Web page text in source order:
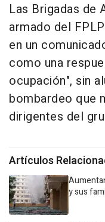
Las Brigadas de
armado del
en un
como una
ocupación", sin
bombardeo que
dirigentes del
Artículos
y sus